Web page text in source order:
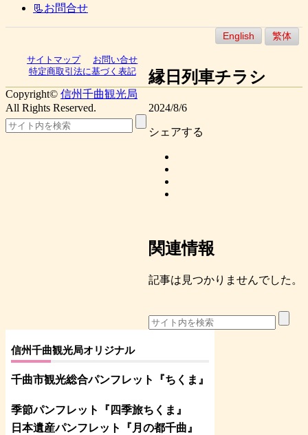
📃お問合せ
English 繁体
縁日列車チラシ
2024/8/6
シェアする
関連情報
記事は見つかりませんでした。
信州千曲観光局オリジナル
千曲市観光総合パンフレット 『ちくま 』
季節パンフレット『四季旅ちくま』
日本遺産パンフレット
『月の都千曲 』
サイトマップ
お問い合せ
特定商取引法に基づく表記
Copyright© 信州千曲観光局
All Rights Reserved.